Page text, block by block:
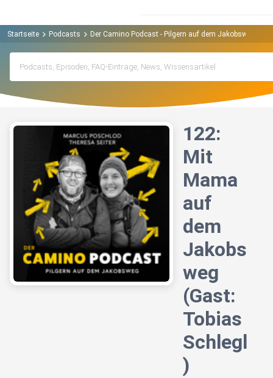
Startseite Podcasts Der Camino Podcast - Pilgern auf dem Jakobsweg
122:
Mit
Mama
auf
dem
Jakobs
weg
(Gast:
Tobias
Schlegl
)